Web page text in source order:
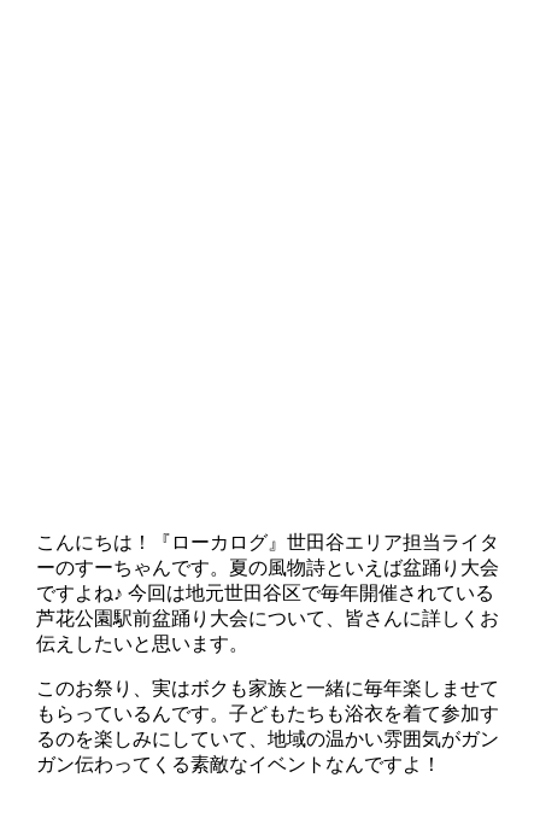
こんにちは！『ローカログ』世田谷エリア担当ライタ
ーのすーちゃんです。夏の風物詩といえば盆踊り大会
ですよね♪ 今回は地元世田谷区で毎年開催されている
芦花公園駅前盆踊り大会について、皆さんに詳しくお
伝えしたいと思います。
このお祭り、実はボクも家族と一緒に毎年楽しませて
もらっているんです。子どもたちも浴衣を着て参加す
るのを楽しみにしていて、地域の温かい雰囲気がガン
ガン伝わってくる素敵なイベントなんですよ！